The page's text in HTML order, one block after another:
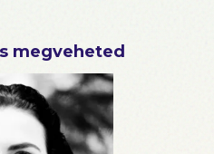
megveheted